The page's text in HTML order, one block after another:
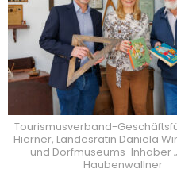
Tourismusverband-
Hierner, Landesrätin Daniela
und Dorfmuseums-Inhaber
Haubenwallner